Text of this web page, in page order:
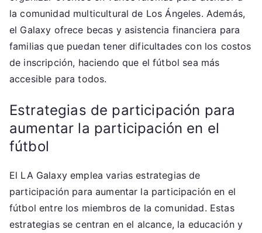
la comunidad multicultural de Los Ángeles. Además,
el Galaxy ofrece becas y asistencia financiera para
familias que puedan tener dificultades con los costos
de inscripción, haciendo que el fútbol sea más
accesible para todos.
Estrategias de participación para
aumentar la participación en el
fútbol
El LA Galaxy emplea varias estrategias de
participación para aumentar la participación en el
fútbol entre los miembros de la comunidad. Estas
estrategias se centran en el alcance, la educación y